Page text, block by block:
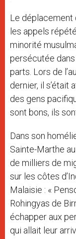
Le déplacement
les appels
minorité
persécutée
parts. Lors de
dernier, il s’était
des gens
sont bons, ils
Dans son
Sainte-Marthe
de milliers de
sur les côtes
Malaisie : «
Rohingyas de
échapper aux
qui allait leur